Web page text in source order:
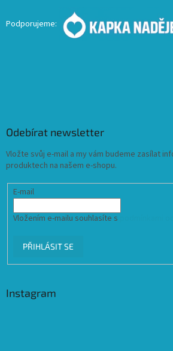
Podporujeme:
Odebírat newsletter
Vložte svůj e-mail a my vám budeme zasílat
produktech na našem e-shopu.
E-mail
Vložením e-mailu souhlasíte s
PŘIHLÁSIT SE
Instagram